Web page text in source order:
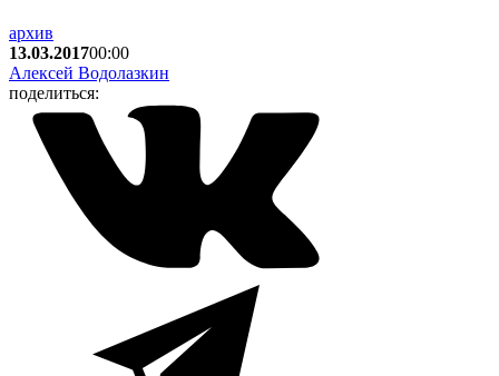
архив
13.03.201700:00
Алексей Водолазкин
поделиться: